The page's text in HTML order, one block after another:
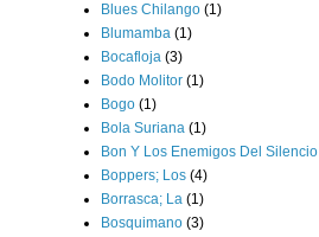
Blues Chilango (1)
Blumamba (1)
Bocafloja (3)
Bodo Molitor (1)
Bogo (1)
Bola Suriana (1)
Bon Y Los Enemigos Del Silencio
Boppers; Los (4)
Borrasca; La (1)
Bosquimano (3)